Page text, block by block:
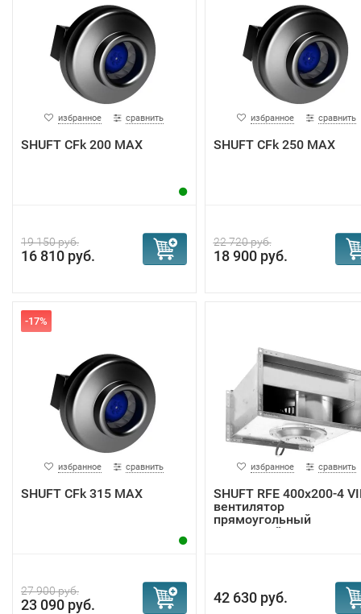
избранное сравнить
SHUFT CFk 200 MAX
19 150 руб.
16 810 руб.
избранное сравнить
SHUFT CFk 250 MAX
22 720 руб.
18 900 руб.
-17%
избранное сравнить
SHUFT CFk 315 MAX
27 900 руб.
23 090 руб.
избранное сравнить
SHUFT RFE 400x200-4
вентилятор
прямоугольный
канальный
42 630 руб.